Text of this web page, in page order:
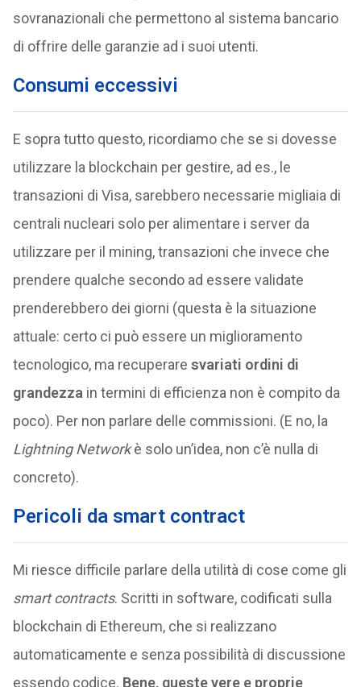
sovranazionali che permettono al sistema bancario
di offrire delle garanzie ad i suoi utenti.
Consumi eccessivi
E sopra tutto questo, ricordiamo che se si dovesse
utilizzare la blockchain per gestire, ad es., le
transazioni di Visa, sarebbero necessarie migliaia di
centrali nucleari solo per alimentare i server da
utilizzare per il mining, transazioni che invece che
prendere qualche secondo ad essere validate
prenderebbero dei giorni (questa è la situazione
attuale: certo ci può essere un miglioramento
tecnologico, ma recuperare svariati ordini di
grandezza in termini di efficienza non è compito da
poco). Per non parlare delle commissioni. (E no, la
Lightning Networkè solo un’idea, non c’è nulla di
concreto).
Pericoli da smart contract
Mi riesce difficile parlare della utilità di cose come gli
smart contracts. Scritti in software, codificati sulla
blockchain di Ethereum, che si realizzano
automaticamente e senza possibilità di discussione
essendo codice. Bene, queste vere e proprie